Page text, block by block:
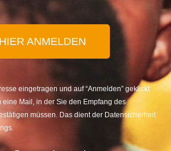
ANMELDEN
eingetragen und auf “Anmelden” geklickt
eine Mail, in der Sie den Empfang des
müssen. Das dient der Datensicherheit